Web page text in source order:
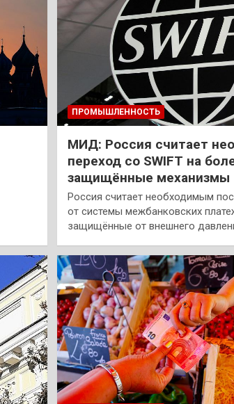
ПРОМЫШЛЕННОСТЬ
МИД: Россия считает
переход со SWIFT на
защищённые механизмы
Россия считает необходимым
от системы межбанковских
защищённые от внешнего